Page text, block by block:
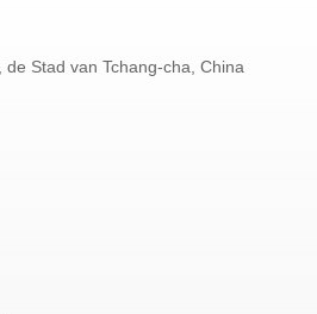
de Stad van Tchang-cha, China